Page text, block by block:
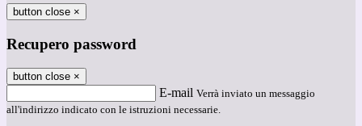
button close ×
Recupero password
button close ×
E-mail Verrà inviato un messaggio
all'indirizzo indicato con le istruzioni necessarie.